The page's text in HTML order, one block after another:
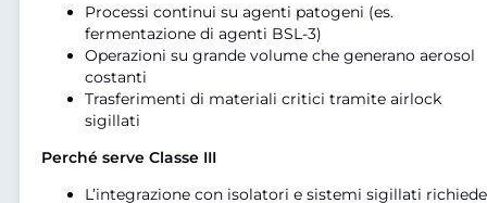
Processi continui su agenti patogeni (es.
fermentazione di agenti BSL-3)
Operazioni su grande volume che generano aerosol
costanti
Trasferimenti di materiali critici tramite airlock
sigillati
Perché serve Classe III
L’integrazione con isolatori e sistemi sigillati richiede